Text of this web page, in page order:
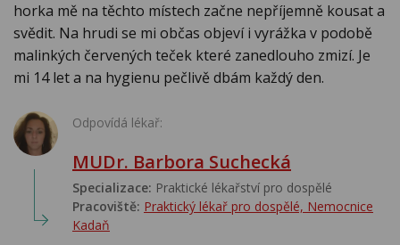
horka mě na těchto místech začne nepříjemně kousat a
svědit. Na hrudi se mi občas objeví i vyrážka v podobě
malinkých červených teček které zanedlouho zmizí. Je
mi 14 let a na hygienu pečlivě dbám každý den.
Odpovídá lékař:
MUDr. Barbora Suchecká
Specializace: Praktické lékařství pro dospělé
Pracoviště: Praktický lékař pro dospělé, Nemocnice
Kadaň